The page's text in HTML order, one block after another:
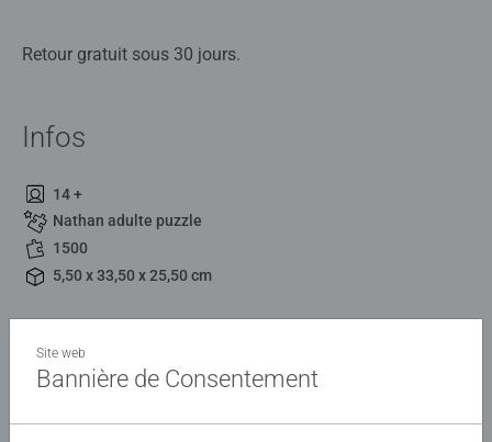
Retour gratuit sous 30 jours.
Infos
14 +
Nathan adulte puzzle
1500
5,50 x 33,50 x 25,50 cm
Description
sauvage, Artiste, Nostalgie, Photo d'Art et Mes Héros),
Site web
Bannière de Consentement